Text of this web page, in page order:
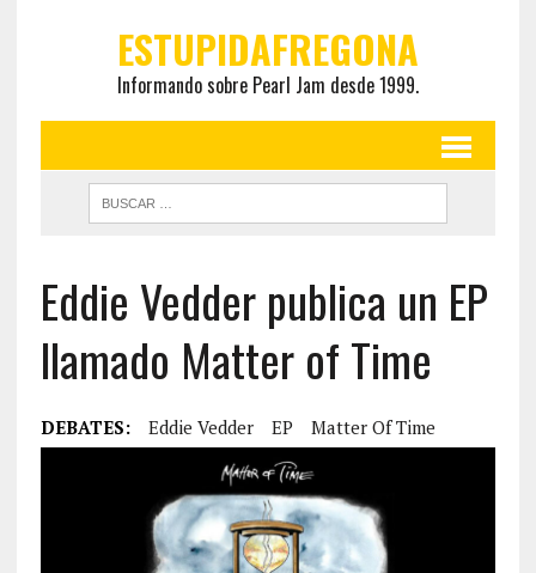
ESTUPIDAFREGONA
Informando sobre Pearl Jam desde 1999.
Eddie Vedder publica un EP
llamado Matter of Time
DEBATES: Eddie Vedder EP Matter Of Time